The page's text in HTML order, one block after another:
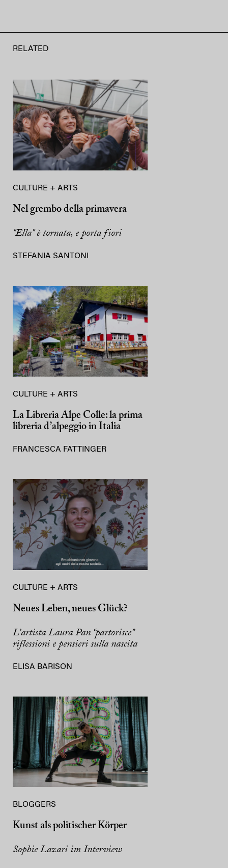
RELATED
CULTURE + ARTS
Nel grembo della primavera
"Ella" è tornata, e porta fiori
STEFANIA SANTONI
CULTURE + ARTS
La Libreria Alpe Colle: la prima
libreria d’alpeggio in Italia
FRANCESCA FATTINGER
CULTURE + ARTS
Neues Leben, neues Glück?
L’artista Laura Pan “partorisce”
riflessioni e pensieri sulla nascita
ELISA BARISON
BLOGGERS
Kunst als politischer Körper
Sophie Lazari im Interview